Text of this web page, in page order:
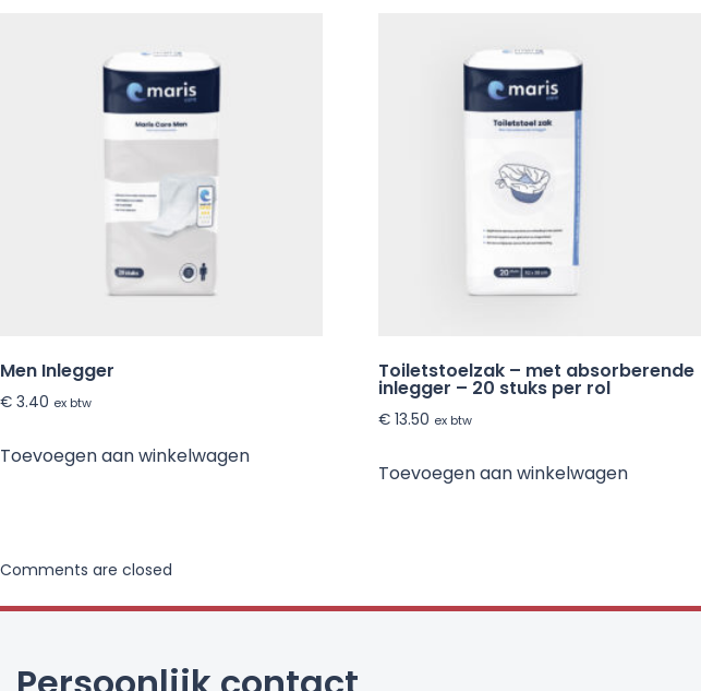
Men Inlegger
€ 3.40 ex btw
Toevoegen aan winkelwagen
Toiletstoelzak – met absorberende
inlegger – 20 stuks per rol
€ 13.50 ex btw
Toevoegen aan winkelwagen
Comments are closed